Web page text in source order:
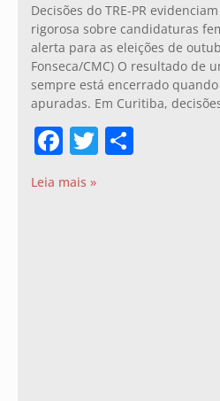
Decisões do TRE-PR
rigorosa sobre candidaturas
alerta para as eleições de
Fonseca/CMC) O resultado de
sempre está encerrado
apuradas. Em Curitiba,
Facebook
Twitter
Leia mais »